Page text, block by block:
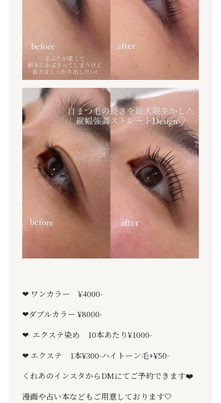
❤︎ ワンカラー ¥4000-
❤︎ダブルカラー ¥8000-
❤︎ エクステ染め 10本あたり¥1000-
❤︎ エクステ 1本¥300-ハイトーン毛+¥50-
くれあのインスタからDMにてご予約できます❤️
漫画や占い本などもご用意しております🤍